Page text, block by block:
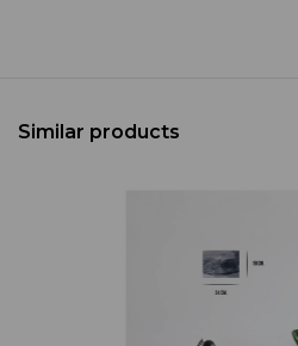
Similar products